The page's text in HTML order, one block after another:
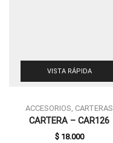
VISTA RÁPIDA
ACCESORIOS CARTERAS
CARTERA – CAR126
$18.000
ESTE
PRODUCTO
TIENE